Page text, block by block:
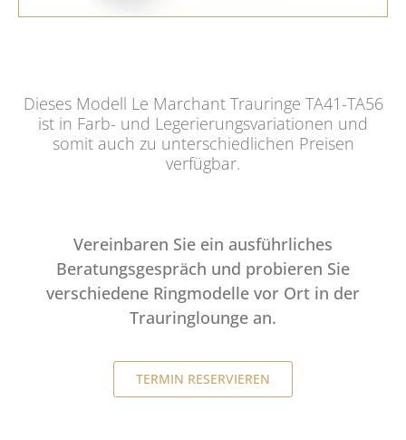
Dieses Modell Le Marchant Trauringe TA41-TA56
ist in Farb- und Legerierungsvariationen und
somit auch zu unterschiedlichen Preisen
verfügbar.
Vereinbaren Sie ein ausführliches
Beratungsgespräch und probieren Sie
verschiedene Ringmodelle vor Ort in der
Trauringlounge an.
TERMIN RESERVIEREN